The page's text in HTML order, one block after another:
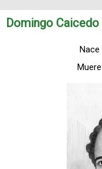
Domingo
Nace